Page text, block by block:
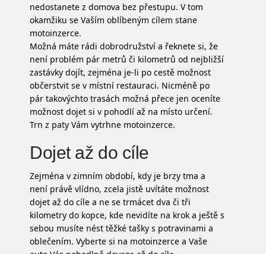
nedostanete z domova bez přestupu. V tom
okamžiku se Vaším oblíbeným cílem stane
motoinzerce.
Možná máte rádi dobrodružství a řeknete si, že
není problém pár metrů či kilometrů od nejbližší
zastávky dojít, zejména je-li po cestě možnost
občerstvit se v místní restauraci. Nicméně po
pár takovýchto trasách možná přece jen oceníte
možnost dojet si v pohodlí až na místo určení.
Trn z paty Vám vytrhne motoinzerce.
Dojet až do cíle
Zejména v zimním období, kdy je brzy tma a
není právě vlídno, zcela jistě uvítáte možnost
dojet až do cíle a ne se trmácet dva či tři
kilometry do kopce, kde nevidíte na krok a ještě s
sebou musíte nést těžké tašky s potravinami a
oblečením. Vyberte si na motoinzerce a Vaše